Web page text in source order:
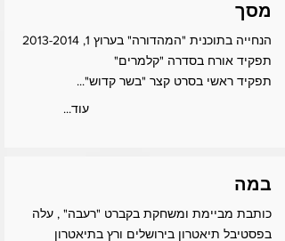
מסך
הנחייה בתוכנית "המהדורה" בערוץ 1,
2013-2014
תפקיד אורח בסדרה "קלמרים"
תפקיד ראשי בסרט קצר "בשר קדוש"...
...עוד
במה
כותבת מביימת ומשחקת בקברט "רעבה" , עלה
בפסטיבל תיאטרון בירושלים ורץ בתיאטרון